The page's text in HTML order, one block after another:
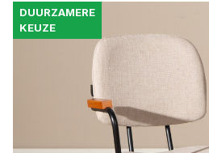
DUURZAMERE
KEUZE